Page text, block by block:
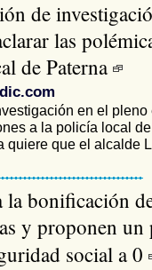
de
las
de Paterna
en el pleno
a la policía local
que el alcalde
la bonificación
y proponen un
social a 0